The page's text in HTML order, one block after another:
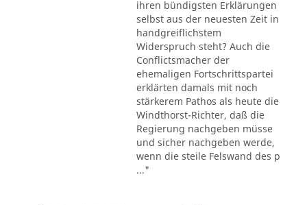
ihren bündigsten Erklärungen
selbst aus der neuesten Zeit in
handgreiflichstem
Widerspruch steht? Auch die
Conflictsmacher der
ehemaligen Fortschrittspartei
erklärten damals mit noch
stärkerem Pathos als heute die
Windthorst-Richter, daß die
Regierung nachgeben müsse
und sicher nachgeben werde,
wenn die steile Felswand des p
..."